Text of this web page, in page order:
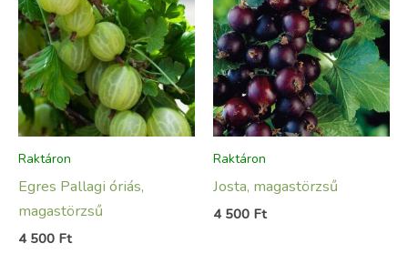
Raktáron
Egres Pallagi óriás,
magastörzsű
4 500 Ft
Raktáron
Josta, magastörzsű
4 500 Ft